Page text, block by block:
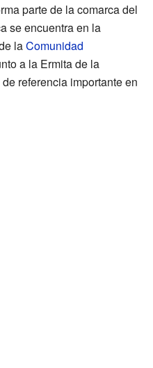
parte de la comarca del
se encuentra en la
laComunidad
a la Ermita de la
referencia importante en